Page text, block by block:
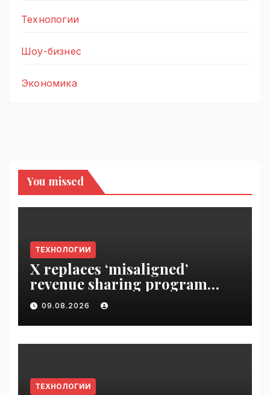
Технологии
Шоу-бизнес
Экономика
You missed
ТЕХНОЛОГИИ
X replaces ‘misaligned’
revenue sharing program
with Original Content
Rewards | VseTime.ru
09.08.2026
ТЕХНОЛОГИИ